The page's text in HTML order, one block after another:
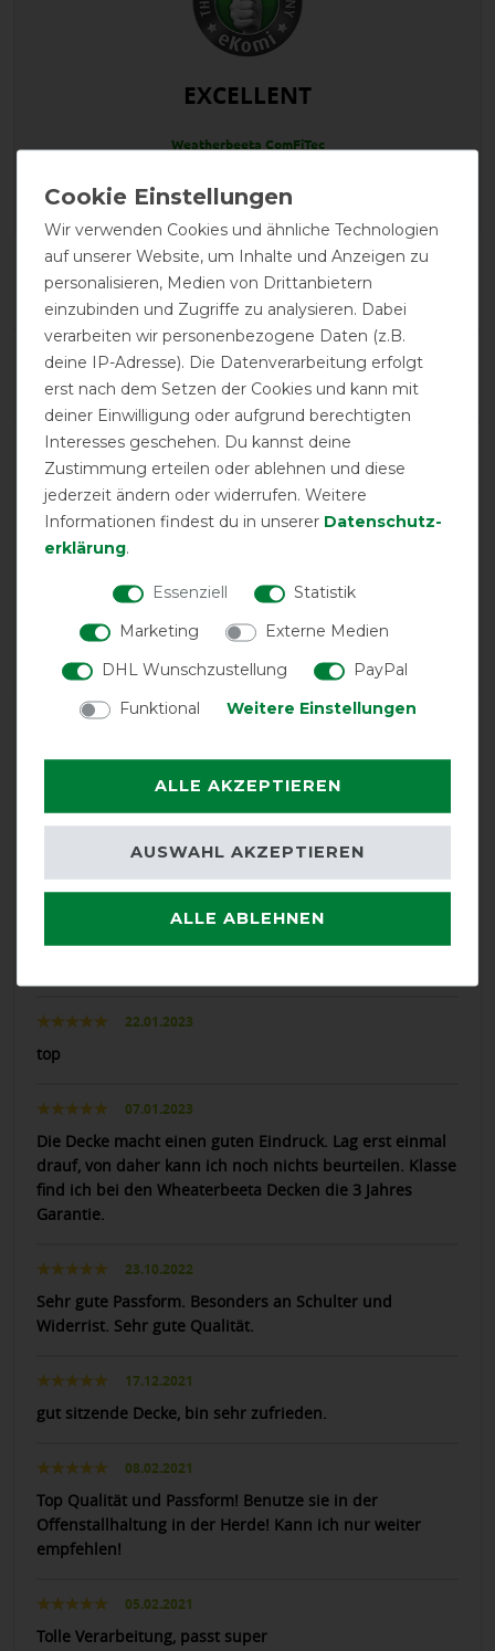
EXCELLENT
Weatherbeeta ComFiTec
navy/silver/red -
Product Reviews
10
Product Rating
4.9/5
product experience
Positive
100%
Negative
0%
LATEST REVIEWS
Eigentlich mein Pferd auf 125 gemessen, aber die Decke
23.01.2023
Sehr gute Qualität, habe gleiche Decke bereits mehrere
Jahre und ist immer noch dicht und ganz. Schnitt passt
besonders gut bei etwas dickerem Hals, habe PRE
22.01.2023
top
07.01.2023
Die Decke macht einen guten Eindruck. Lag erst einmal
drauf, von daher kann ich noch nichts beurteilen. Klasse
find ich bei den Wheaterbeeta Decken die 3 Jahres
Garantie.
23.10.2022
Sehr gute Passform. Besonders an Schulter und
Widerrist. Sehr gute Qualität.
17.12.2021
gut sitzende Decke, bin sehr zufrieden.
08.02.2021
Top Qualität und Passform! Benutze sie in der
Offenstallhaltung in der Herde! Kann ich nur weiter
empfehlen!
05.02.2021
Tolle Verarbeitung, passt super
Wir verwenden Cookies und ähnliche Technologien
auf unserer Website, um Inhalte und Anzeigen zu
personalisieren, Medien von Drittanbietern
einzubinden und Zugriffe zu analysieren. Dabei
verarbeiten wir personenbezogene Daten (z.B.
deine IP-Adresse). Die Datenverarbeitung erfolgt
erst nach dem Setzen der Cookies und kann mit
deiner Einwilligung oder aufgrund berechtigten
Interesses geschehen. Du kannst deine
Zustimmung erteilen oder ablehnen und diese
jederzeit ändern oder widerrufen. Weitere
Informationen findest du in unserer Daten­schutz­
erklärung.
Essenziell
Statistik
Marketing
Externe Medien
DHL Wunschzustellung
PayPal
Funktional
Weitere Einstellungen
ALLE AKZEPTIEREN
ALLE ABLEHNEN
AUSWAHL AKZEPTIEREN